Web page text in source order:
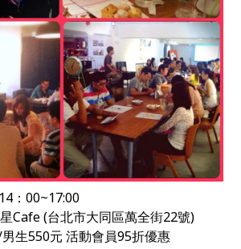
：00~17:00
Cafe (台北市大同區萬全街22號)
生550元 活動會員95折優惠